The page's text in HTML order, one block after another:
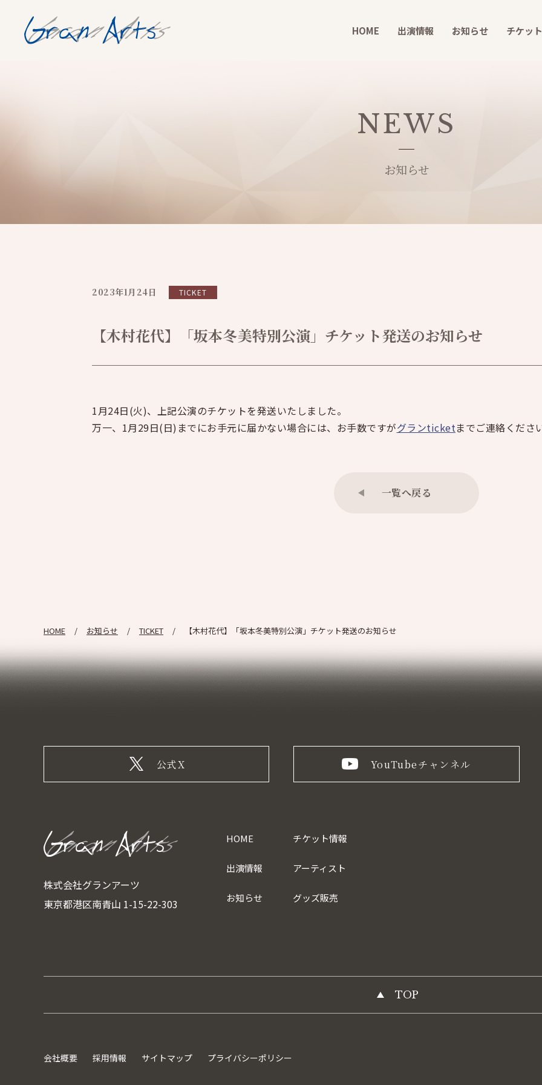
HOME 出演情報 お知らせ チケッ
NEWS
お知らせ
2023年1月24日 TICKET
【木村花代】「坂本冬美特別公演」チケット発送のお知らせ
1月24日(火)、上記公演のチケットを発送いたしました。
万一、1月29日(日)までにお手元に届かない場合には、お手数ですがグランticketまでご連絡くださ
一覧へ戻る
HOME お知らせ TICKET 【木村花代】「坂本冬美特別公演」チケット発送のお知らせ
公式X YouTubeチャンネル
株式会社グランアーツ
東京都港区南青山 1-15-22-303
HOME
出演情報
お知らせ
チケット情報
アーティスト
グッズ販売
TOP
会社概要 採用情報 サイトマップ プライバシーポリシー